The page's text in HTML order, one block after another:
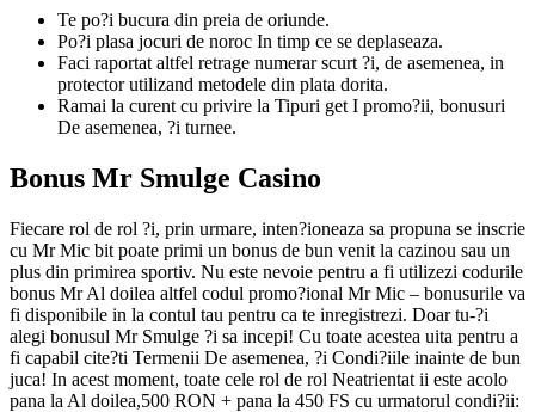
Te po?i bucura din preia de oriunde.
Po?i plasa jocuri de noroc In timp ce se deplaseaza.
Faci raportat altfel retrage numerar scurt ?i, de asemenea, in
protector utilizand metodele din plata dorita.
Ramai la curent cu privire la Tipuri get I promo?ii, bonusuri
De asemenea, ?i turnee.
Bonus Mr Smulge Casino
Fiecare rol de rol ?i, prin urmare, inten?ioneaza sa propuna se inscrie
cu Mr Mic bit poate primi un bonus de bun venit la cazinou sau un
plus din primirea sportiv. Nu este nevoie pentru a fi utilizezi codurile
bonus Mr Al doilea altfel codul promo?ional Mr Mic – bonusurile va
fi disponibile in la contul tau pentru ca te inregistrezi. Doar tu-?i
alegi bonusul Mr Smulge ?i sa incepi! Cu toate acestea uita pentru a
fi capabil cite?ti Termenii De asemenea, ?i Condi?iile inainte de bun
juca! In acest moment, toate cele rol de rol Neatrientat ii este acolo
pana la Al doilea,500 RON + pana la 450 FS cu urmatorul condi?ii: